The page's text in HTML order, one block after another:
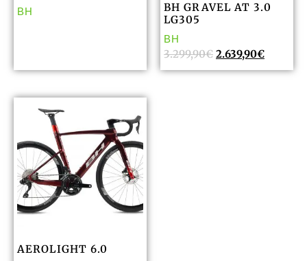
BH
BH GRAVEL AT 3.0
LG305
BH
3.299,90€ 2.639,90€
AEROLIGHT 6.0